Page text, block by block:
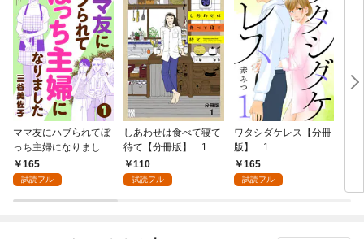
ママ友にハブられてぼ
っち主婦になりました
【分冊版】 1
165
試読フル
しあわせは食べて寝て
待て【分冊版】 1
110
試読フル
ワタシダケレス【分冊
版】 1
165
試読フル
の